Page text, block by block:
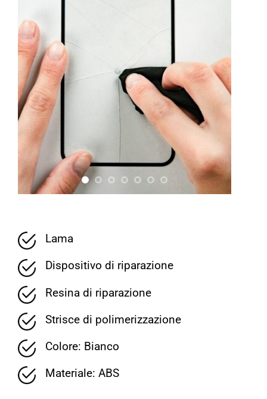
Lama
Dispositivo di riparazione
Resina di riparazione
Strisce di polimerizzazione
Colore: Bianco
Materiale: ABS